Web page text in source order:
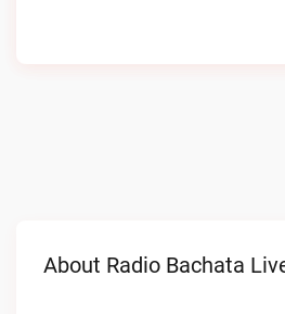
About Radio Bachata